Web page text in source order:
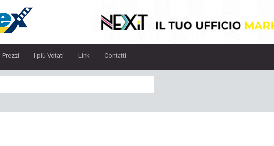
Prezzi I più Votati Link Contatti